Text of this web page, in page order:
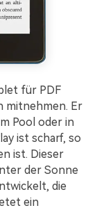
für PDF
mitnehmen. Er
Pool oder in
ist scharf, so
ist. Dieser
der Sonne
die
ein